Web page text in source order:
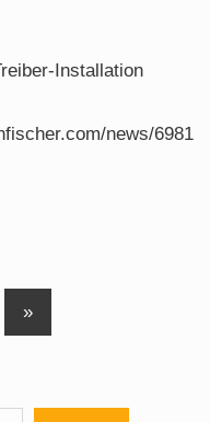
Installation
news/6981
Next
Posts
»